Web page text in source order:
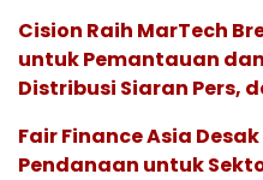
Cision Raih MarTech
untuk Pemantauan
Distribusi Siaran Pers,
Fair Finance Asia
Pendanaan untuk